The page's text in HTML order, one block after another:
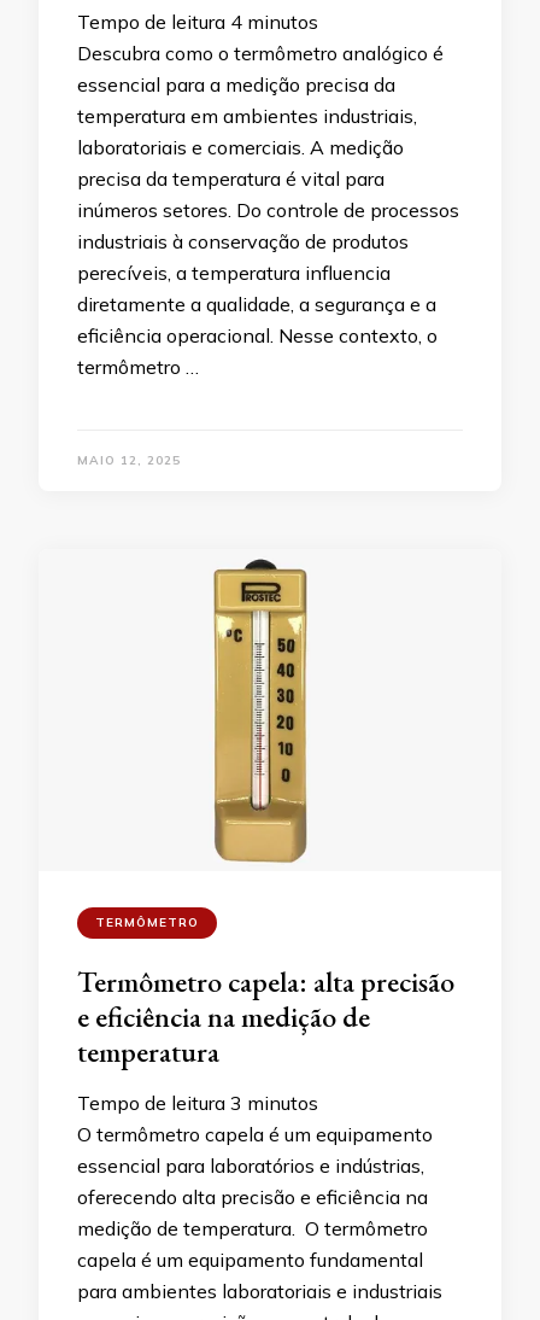
Tempo de leitura 4 minutos
Descubra como o termômetro analógico é
essencial para a medição precisa da
temperatura em ambientes industriais,
laboratoriais e comerciais. A medição
precisa da temperatura é vital para
inúmeros setores. Do controle de processos
industriais à conservação de produtos
perecíveis, a temperatura influencia
diretamente a qualidade, a segurança e a
eficiência operacional. Nesse contexto, o
termômetro …
MAIO 12, 2025
TERMÔMETRO
Termômetro capela: alta precisão
e eficiência na medição de
temperatura
Tempo de leitura 3 minutos
O termômetro capela é um equipamento
essencial para laboratórios e indústrias,
oferecendo alta precisão e eficiência na
medição de temperatura. O termômetro
capela é um equipamento fundamental
para ambientes laboratoriais e industriais